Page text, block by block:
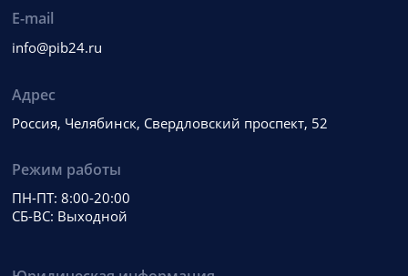
E-mail
info@pib24.ru
Адрес
Россия, Челябинск, Свердловский проспект, 52
Режим работы
ПН-ПТ: 8:00-20:00
СБ-ВС: Выходной